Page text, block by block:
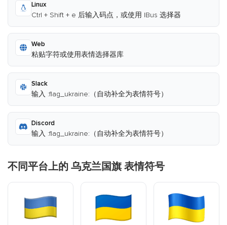
Linux
Ctrl + Shift + e 后输入码点，或使用 IBus 选择器
Web
粘贴字符或使用表情选择器库
Slack
输入 :flag_ukraine:（自动补全为表情符号）
Discord
输入 :flag_ukraine:（自动补全为表情符号）
不同平台上的 乌克兰国旗 表情符号